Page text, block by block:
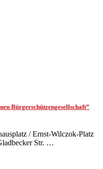
Bürgerschützengesellschaft”
/ Ernst-Wilczok-Platz
Str. …